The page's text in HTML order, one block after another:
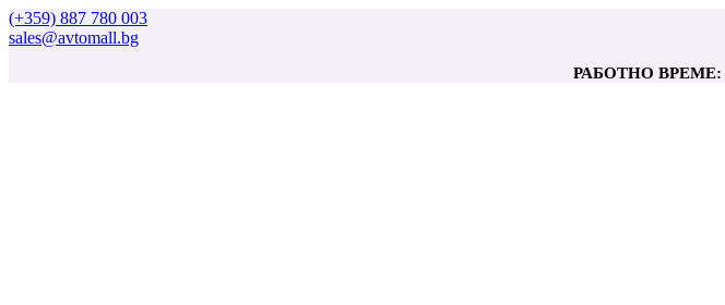
(+359) 887 780 003
sales@avtomall.bg
РАБОТНО ВРЕМЕ: